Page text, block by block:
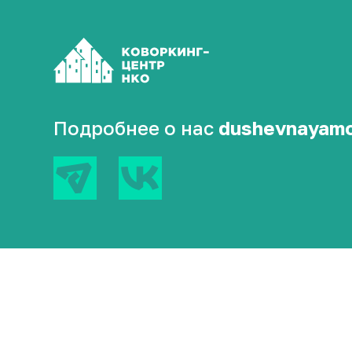
Подробнее о нас